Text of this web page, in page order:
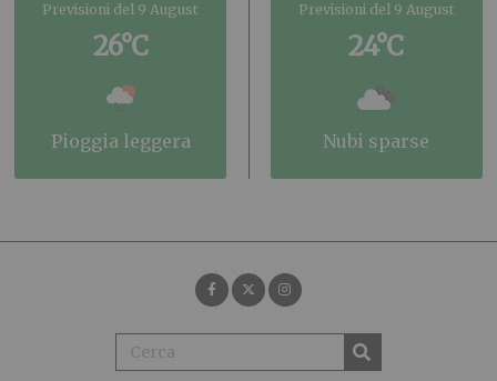
Previsioni del 9 August
26°C
pioggia leggera
Previsioni del 9 August
24°C
nubi sparse